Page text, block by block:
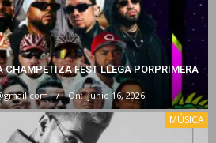
CHAMPETIZA FEST LLEGA PORPRIMERA
On: junio 16, 2026
MÚSICA